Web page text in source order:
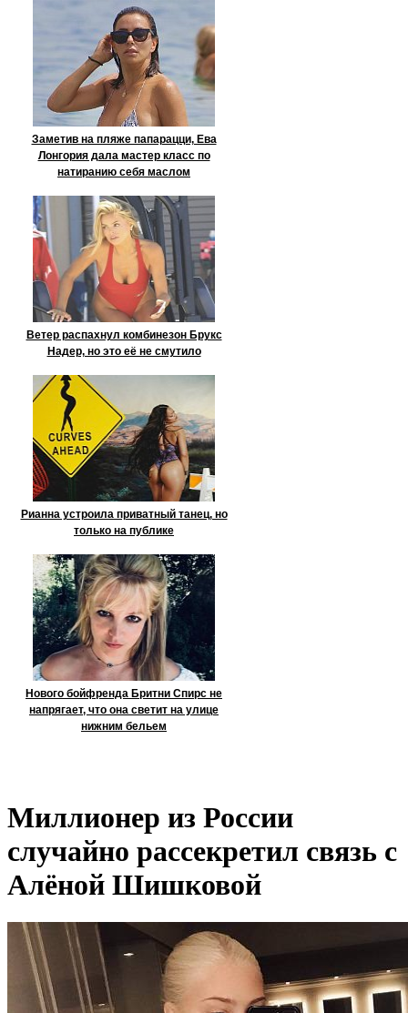
Заметив на пляже папарацци, Ева
Лонгория дала мастер класс по
натиранию себя маслом
Ветер распахнул комбинезон Брукс
Надер, но это её не смутило
Рианна устроила приватный танец, но
только на публике
Нового бойфренда Бритни Спирс не
напрягает, что она светит на улице
нижним бельем
Миллионер из России
случайно рассекретил связь с
Алёной Шишковой